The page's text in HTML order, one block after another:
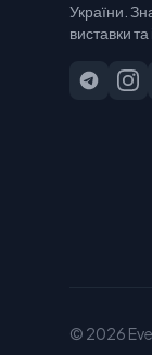
України.
виставки та
© 2026